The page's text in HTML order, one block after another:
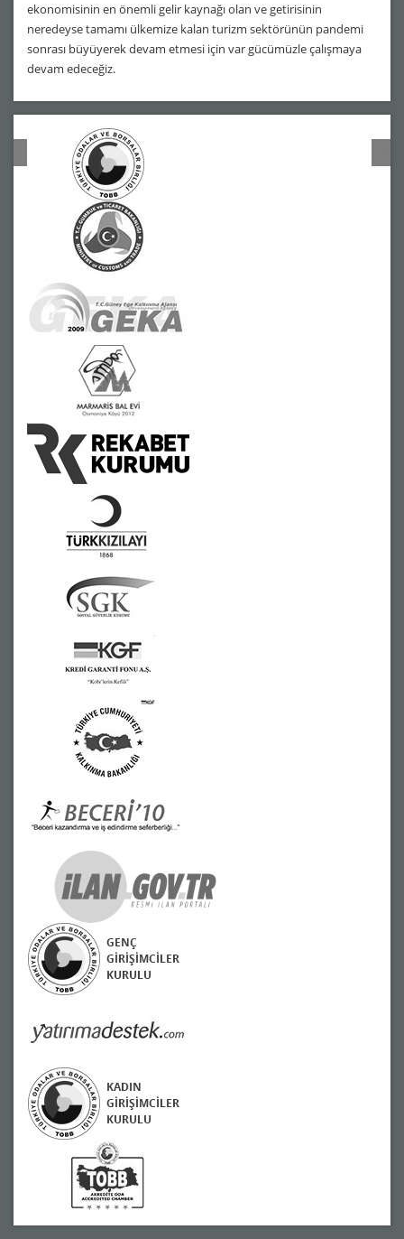
ekonomisinin en önemli gelir kaynağı olan ve getirisinin
neredeyse tamamı ülkemize kalan turizm sektörünün pandemi
sonrası büyüyerek devam etmesi için var gücümüzle çalışmaya
devam edeceğiz.